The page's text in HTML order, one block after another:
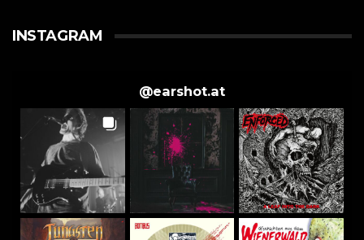
INSTAGRAM
@earshot.at